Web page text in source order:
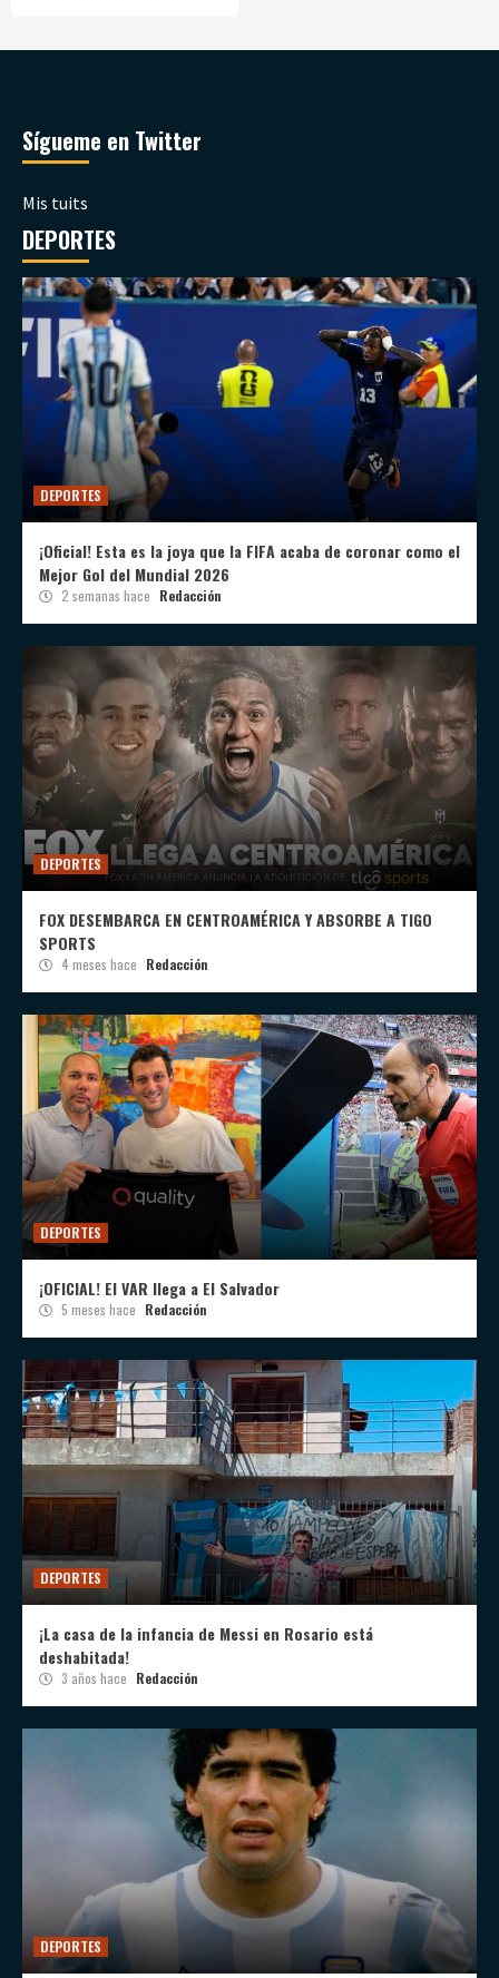
Sígueme en Twitter
Mis tuits
DEPORTES
DEPORTES
¡Oficial! Esta es la joya que la FIFA acaba de coronar como el
Mejor Gol del Mundial 2026
2 semanas hace Redacción
DEPORTES
FOX DESEMBARCA EN CENTROAMÉRICA Y ABSORBE A TIGO
SPORTS
4 meses hace Redacción
DEPORTES
¡OFICIAL! El VAR llega a El Salvador
5 meses hace Redacción
DEPORTES
¡La casa de la infancia de Messi en Rosario está
deshabitada!
3 años hace Redacción
DEPORTES